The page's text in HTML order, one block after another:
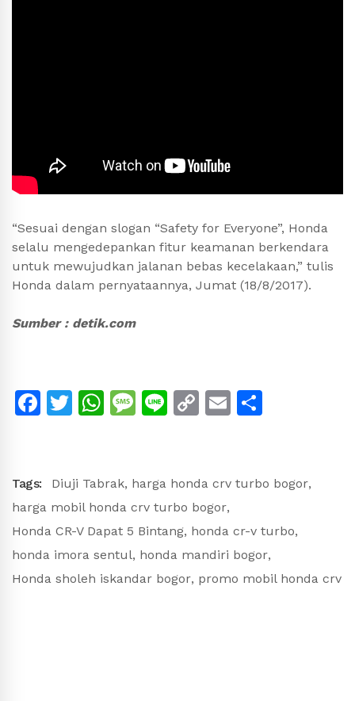
“Sesuai dengan slogan “Safety for Everyone”, Honda
selalu mengedepankan fitur keamanan berkendara
untuk mewujudkan jalanan bebas kecelakaan,” tulis
Honda dalam pernyataannya, Jumat (18/8/2017).
Sumber : detik.com
Facebook
Twitter
WhatsApp
Message
LineCopyEmail
Tags: Diuji Tabrak, harga honda crv turbo bogor,
harga mobil honda crv turbo bogor,
Honda CR-V Dapat 5 Bintang, honda cr-v turbo,
honda imora sentul, honda mandiri bogor,
Honda sholeh iskandar bogor, promo mobil honda crv